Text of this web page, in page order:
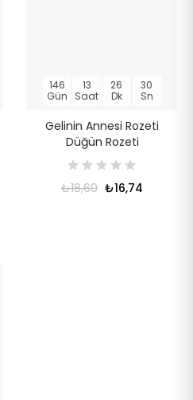
146
Gün
13
Saat
26
Dk
30
Sn
Gelinin Annesi Rozeti
Düğün Rozeti
₺18,60 ₺16,74